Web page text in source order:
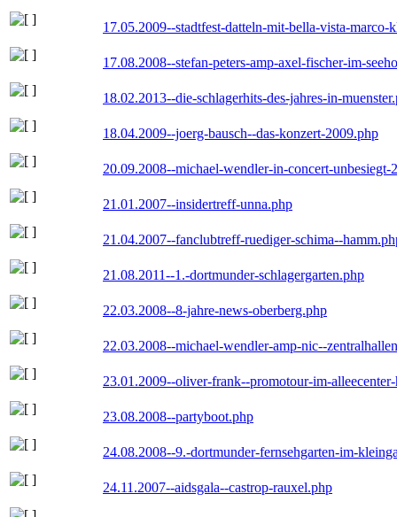
17.05.2009--stadtfest-datteln-mit-bella-vista-marco-
17.08.2008--stefan-peters-amp-axel-fischer-im-
18.02.2013--die-schlagerhits-des-jahres-in-
18.04.2009--joerg-bausch--das-konzert-2009.php
20.09.2008--michael-wendler-in-concert-unbesiegt-
21.01.2007--insidertreff-unna.php
21.04.2007--fanclubtreff-ruediger-schima--
21.08.2011--1.-dortmunder-schlagergarten.php
22.03.2008--8-jahre-news-oberberg.php
22.03.2008--michael-wendler-amp-nic--
23.01.2009--oliver-frank--promotour-im-
23.08.2008--partyboot.php
24.08.2008--9.-dortmunder-fernsehgarten-im-
24.11.2007--aidsgala--castrop-rauxel.php